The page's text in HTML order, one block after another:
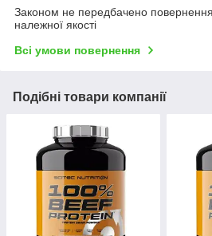
Законом не передбачено
належної якості
Всі умови повернення
Подібні товари компанії